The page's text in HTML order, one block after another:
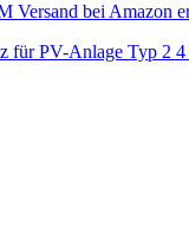
Versand bei Amazon
für PV-Anlage Typ 2